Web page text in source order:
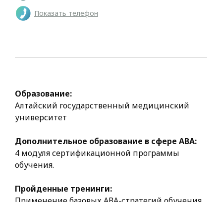
Показать телефон
Образование:
Алтайский государственный медицинский
университет
Дополнительное образование в сфере АВА:
4 модуля сертификационной программы
обучения.
Пройденные тренинги: